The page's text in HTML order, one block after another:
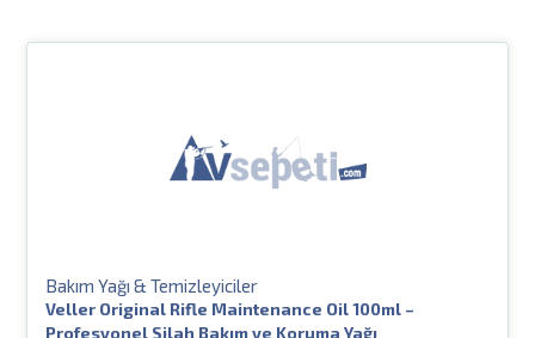
Bakım Yağı & Temizleyiciler
Veller Original Rifle Maintenance Oil 100ml –
Profesyonel Silah Bakım ve Koruma Yağı